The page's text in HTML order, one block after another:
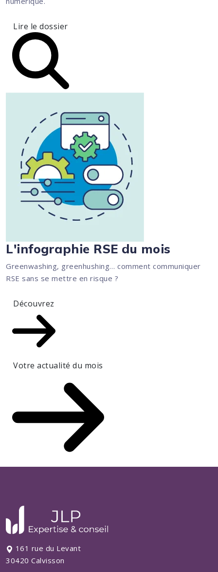
Lire le dossier
L'infographie RSE du mois
Greenwashing, greenhushing… comment communiquer
RSE sans se mettre en risque ?
Découvrez
Votre actualité du mois
161 rue du Levant
30420 Calvisson